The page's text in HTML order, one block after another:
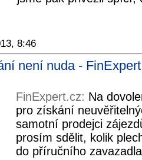
8:46
není nuda -
FinExpert.cz: Na
pro získání
samotní prodejci
prosím sdělit, kolik
do příručního